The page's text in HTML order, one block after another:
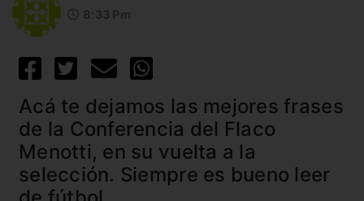
Acá te dejamos las mejores frases
de la Conferencia del Flaco
Menotti, en su vuelta a la
selección. Siempre es bueno leer